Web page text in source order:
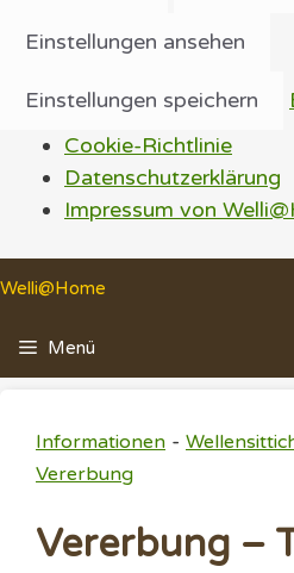
Einstellungen ansehen
Einstellungen speichern
Cookie-Richtlinie
Datenschutzerklärung
Impressum von
Inhalt
springen
Welli@Home
Menü
Informationen -
Vererbung
Vererbung –